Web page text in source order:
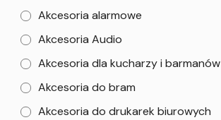
Akcesoria alarmowe
Akcesoria Audio
Akcesoria dla kucharzy i barmanów
Akcesoria do bram
Akcesoria do drukarek biurowych